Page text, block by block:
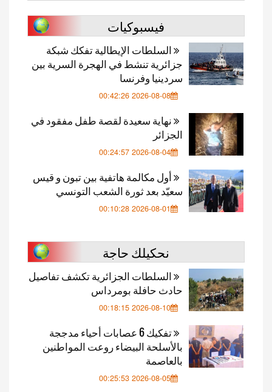
فيسبوكيات
السلطات الإيطالية تفكك شبكة
جزائرية تنشط في الهجرة السرية بين
سردينيا وفرنسا
2026-08-08 00:42:26
نهاية سعيدة لقصة طفل مفقود في
الجزائر
2026-08-04 00:24:57
أول مكالمة هاتفية بين تبون و قيس
سعيّد بعد ثورة الشعب التونسي
2026-08-01 00:10:28
نحكيلك حاجة
السلطات الجزائرية تكشف تفاصيل
حادث حافلة بومرداس
2026-08-10 00:18:15
تفكيك 6 عصابات أحياء مدججة
بالأسلحة البيضاء روعت المواطنين
بالعاصمة
2026-08-05 00:25:53